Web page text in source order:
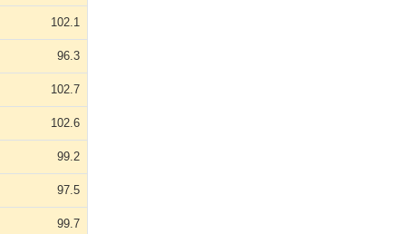
102.1
96.3
102.7
102.6
99.2
97.5
99.7